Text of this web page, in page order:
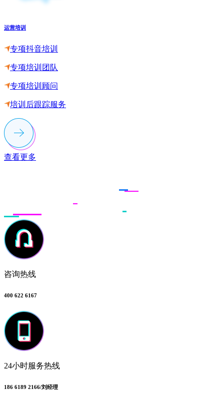
运营培训
专项抖音培训
专项培训团队
专项培训顾问
培训后跟踪服务
查看更多
咨询热线
400 622 6167
24小时服务热线
186 6189 2166/刘经理